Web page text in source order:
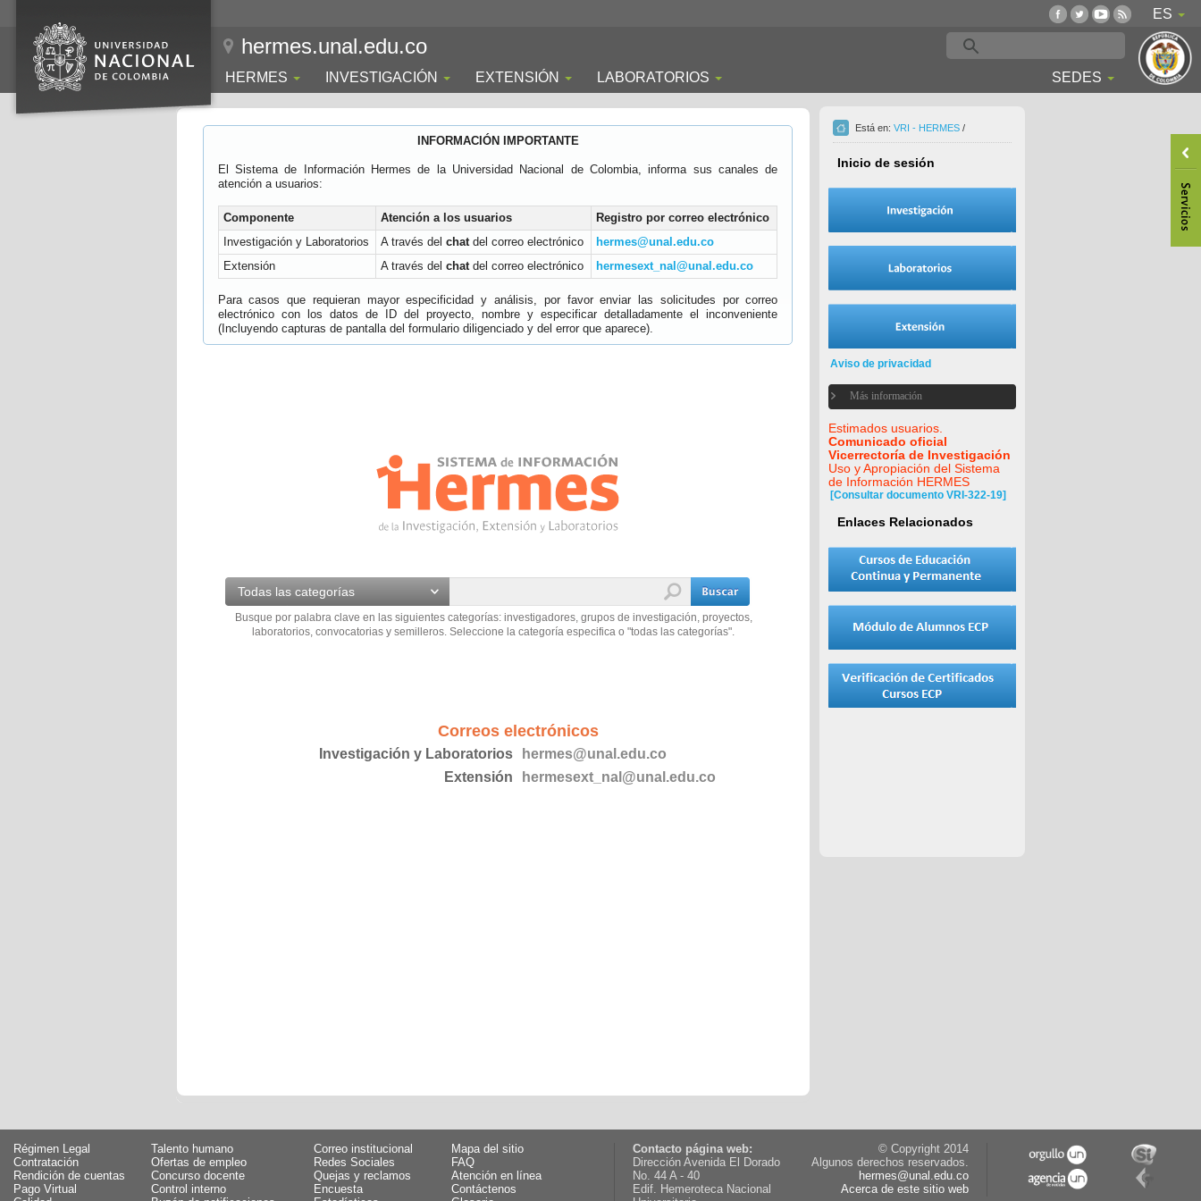
ES
hermes.unal.edu.co
HERMES INVESTIGACIÓN EXTENSIÓN LABORATORIOS SEDES
INFORMACIÓN IMPORTANTE
El Sistema de Información Hermes de la Universidad Nacional de Colombia, informa sus canales de
atención a usuarios:
Componente Atención a los usuarios
Registro por correo electrónico
Investigación y Laboratorios
A través del chatdel correo electrónico
hermes@unal.edu.co
Extensión
A través del chatdel correo electrónico hermesext_nal@unal.edu.co
Para casos que requieran mayor especificidad y análisis, por favor enviar las solicitudes por correo
electrónico con los datos de ID del proyecto, nombre y especificar detalladamente el inconveniente
(Incluyendo capturas de pantalla del formulario diligenciado y del error que aparece).
Todas las categorías
Busque por palabra clave en las siguientes categorías: investigadores, grupos de investigación, proyectos,
laboratorios, convocatorias y semilleros. Seleccione la categoría especifica o "todas las categorías".
Correos electrónicos
Investigación y Laboratorios
hermes@unal.edu.co
Extensión
hermesext_nal@unal.edu.co
Está en: VRI - HERMES /
Inicio de sesión
Aviso de privacidad
Más información
Estimados usuarios.
Comunicado oficial
Vicerrectoría de Investigación
Uso y Apropiación del Sistema
de Información HERMES
[Consultar documento VRI-322-19]
Enlaces Relacionados
Régimen Legal
Talento humano
Contratación
Ofertas de empleo
Rendición de cuentas
Concurso docente
Pago Virtual
Control interno
Correo institucional
Mapa del sitio
Redes Sociales
FAQ
Quejas y reclamos
Atención en línea
Encuesta
Contáctenos
Contacto página web:
Dirección Avenida El Dorado
No. 44 A - 40
Edif. Hemeroteca Nacional
© Copyright 2014
Algunos derechos reservados.
hermes@unal.edu.co
Acerca de este sitio web